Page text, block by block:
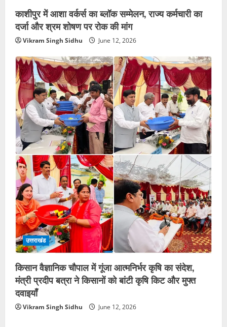
काशीपुर में आशा वर्कर्स का ब्लॉक सम्मेलन, राज्य कर्मचारी का
दर्जा और श्रम शोषण पर रोक की मांग
Vikram Singh Sidhu June 12, 2026
उत्तराखंड
किसान वैज्ञानिक चौपाल में गूंजा आत्मनिर्भर कृषि का संदेश,
मंत्री प्रदीप बत्रा ने किसानों को बांटी कृषि किट और मुफ्त
दवाइयाँ
Vikram Singh Sidhu June 12, 2026